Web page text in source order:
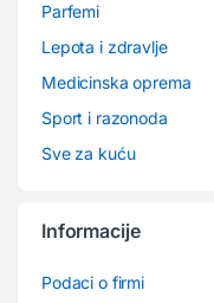
Parfemi
Lepota i zdravlje
Medicinska oprema
Sport i razonoda
Sve za kuću
Informacije
Podaci o firmi